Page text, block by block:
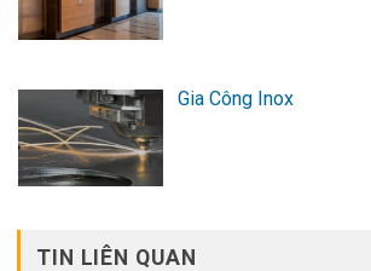
Gia Công Inox
TIN LIÊN QUAN